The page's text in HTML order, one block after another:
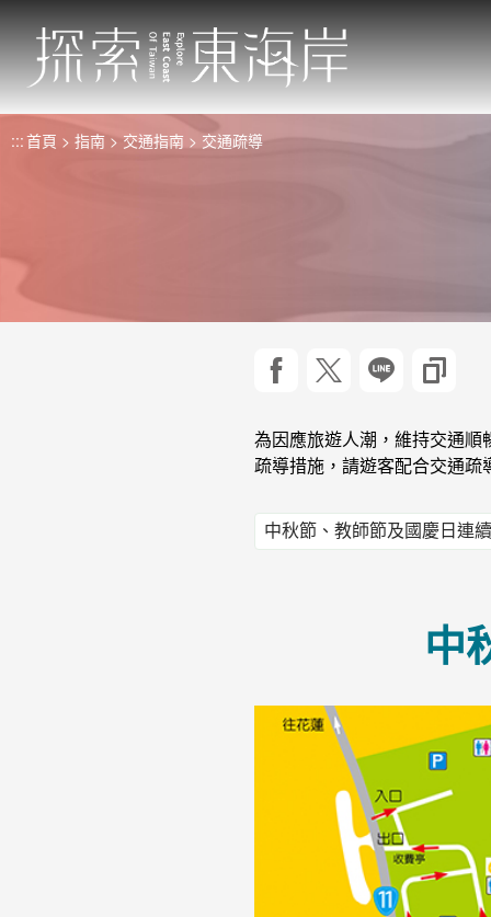
跳
到
主
要
內
容:::首頁 指南 交通指南 交通疏導
分享到 facebook
分享到 twitter
分享到
複
為因應旅遊人潮，維持交通順
疏導措施，請遊客配合交通疏
中秋節、教師節及國慶日連
中